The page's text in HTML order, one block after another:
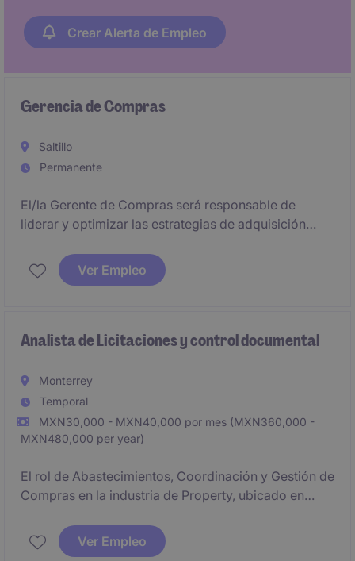
Crear Alerta de Empleo
Gerencia de Compras
Saltillo
Permanente
El/la Gerente de Compras será responsable de
liderar y optimizar las estrategias de adquisición
posición está basada en Saltillo y requiere
experiencia en la gestión de cadenas de suministro y
Ver Empleo
Analista de Licitaciones y control documental
Monterrey
Temporal
MXN30,000 - MXN40,000 por mes (MXN360,000 -
MXN480,000 per year)
El rol de Abastecimientos, Coordinación y Gestión de
Compras en la industria de Property, ubicado en
eficientemente las compras necesarias para los
proyectos de la empresa. Será responsable de
Ver Empleo